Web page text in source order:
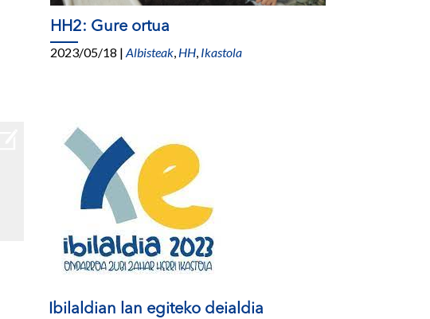
HH2: Gure ortua
2023/05/18 |Albisteak, HH, Ikastola
Ibilaldian lan egiteko deialdia